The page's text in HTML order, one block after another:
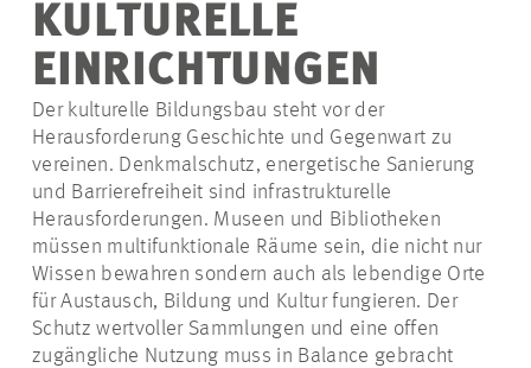
PROJEKTE
KONTAKT
KULTURELLE
EINRICHTUNGEN
Der kulturelle Bildungsbau steht vor der
Herausforderung Geschichte und Gegenwart zu
vereinen. Denkmalschutz, energetische Sanierung
und Barrierefreiheit sind infrastrukturelle
Herausforderungen. Museen und Bibliotheken
müssen multifunktionale Räume sein, die nicht nur
Wissen bewahren sondern auch als lebendige Orte
für Austausch, Bildung und Kultur fungieren. Der
Schutz wertvoller Sammlungen und eine offen
zugängliche Nutzung muss in Balance gebracht